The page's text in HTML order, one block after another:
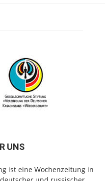
UNS
ist eine Wochenzeitung in